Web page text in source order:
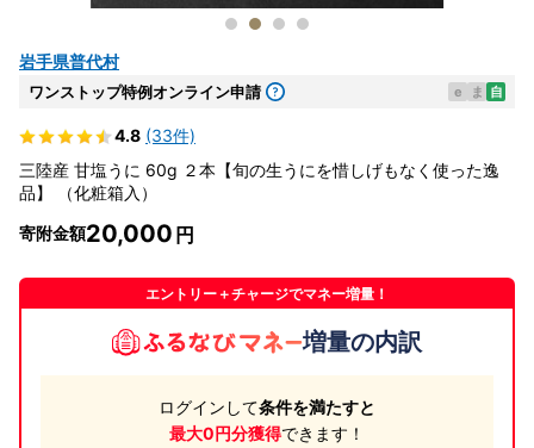
岩手県普代村
ワンストップ特例オンライン申請 e ま 自
4.8 (33件)
三陸産 甘塩うに 60g ２本【旬の生うにを惜しげもなく使った逸
品】 （化粧箱入）
寄附金額20,000
エントリー＋チャージでマネー増量！
増量の内訳
ログインして条件を満たすと
最大0円分獲得できます！